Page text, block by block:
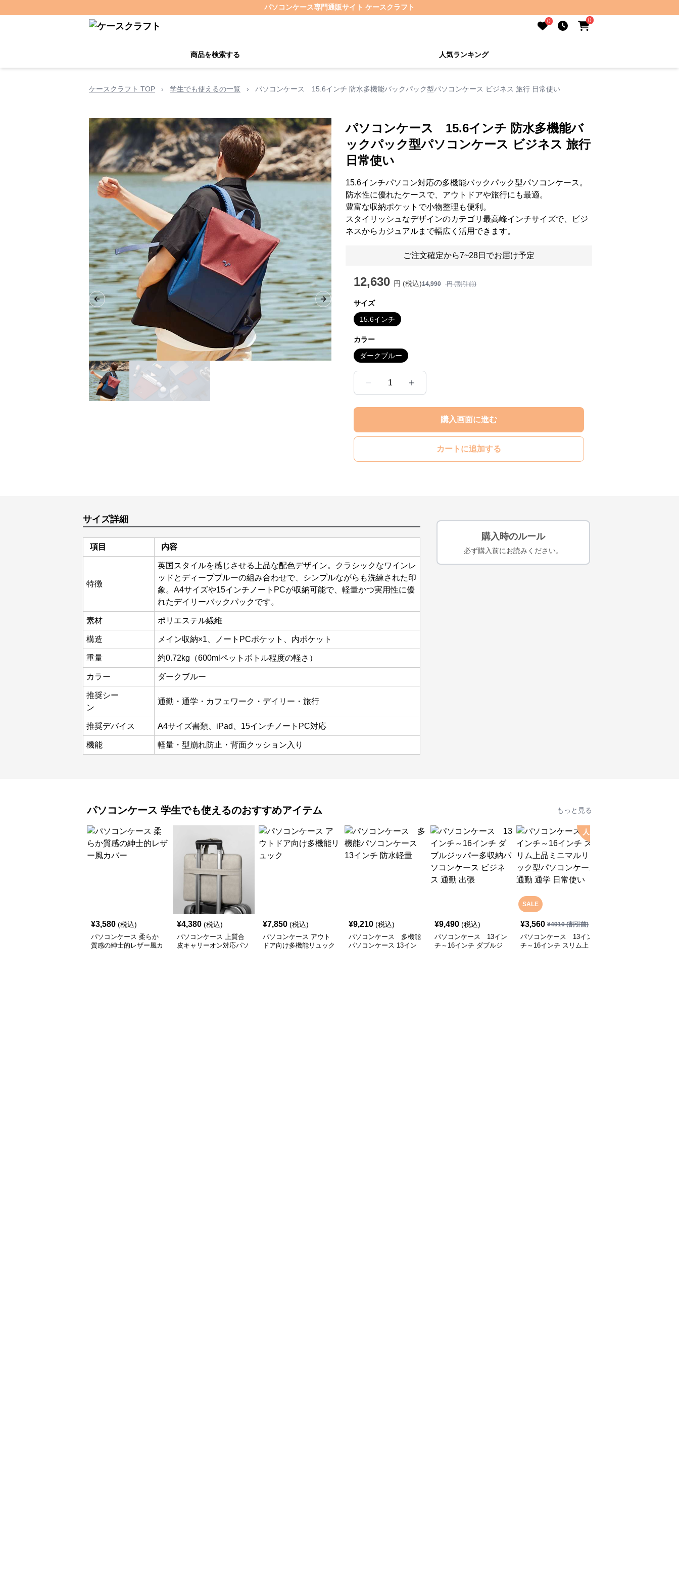
パソコンケース専門通販サイト ケースクラフト
0 0
商品を検索する 人気ランキング
ケースクラフト TOP › 学生でも使えるの一覧 › パソコンケース 15.6インチ 防水多機能バックパック型パソコンケース ビジネス 旅行 日常使い
Previous slide Next slide
パソコンケース 15.6インチ 防水多機能バ
ックパック型パソコンケース ビジネス 旅行
日常使い
15.6インチパソコン対応の多機能バックパック型パソコンケース。
防水性に優れたケースで、アウトドアや旅行にも最適。
豊富な収納ポケットで小物整理も便利。
スタイリッシュなデザインのカテゴリ最高峰インチサイズで、ビジ
ネスからカジュアルまで幅広く活用できます。
ご注文確定から7~28日でお届け予定
12,630 円 (税込)14,990 円 (割引前)
サイズ
15.6インチ
カラー
ダークブルー
1
購入画面に進む
カートに追加する
サイズ詳細
項目 内容
特徴
英国スタイルを感じさせる上品な配色デザイン。クラシックなワインレ
ッドとディープブルーの組み合わせで、シンプルながらも洗練された印
象。A4サイズや15インチノートPCが収納可能で、軽量かつ実用性に優
れたデイリーバックパックです。
素材 ポリエステル繊維
構造 メイン収納×1、ノートPCポケット、内ポケット
重量 約0.72kg（600mlペットボトル程度の軽さ）
カラー ダークブルー
推奨シー
ン
通勤・通学・カフェワーク・デイリー・旅行
推奨デバイス A4サイズ書類、iPad、15インチノートPC対応
機能 軽量・型崩れ防止・背面クッション入り
購入時のルール
必ず購入前にお読みください。
パソコンケース 学生でも使えるのおすすめアイテム もっと見る
¥3,580 (税込)
パソコンケース 柔らか
質感の紳士的レザー風カ
¥4,380 (税込)
パソコンケース 上質合
皮キャリーオン対応パソ
¥7,850 (税込)
パソコンケース アウト
ドア向け多機能リュック
¥9,210 (税込)
パソコンケース 多機能
パソコンケース 13イン
¥9,490 (税込)
パソコンケース 13イン
チ～16インチ ダブルジ
SALE
人気
¥3,560 ¥4910(割引前)
パソコンケース 13イン
チ～16インチ スリム上